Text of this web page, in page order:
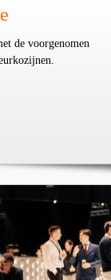
de voorgenomen